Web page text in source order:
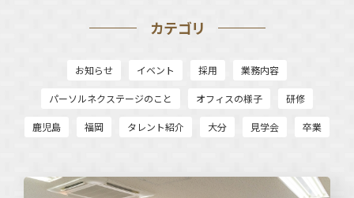
カテゴリ
お知らせ イベント 採用 業務内容
パーソルネクステージのこと オフィスの様子 研修
鹿児島 福岡 タレント紹介 大分 見学会 卒業